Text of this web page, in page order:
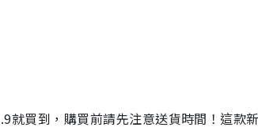
買到，購買前請先注意送貨時間！這款